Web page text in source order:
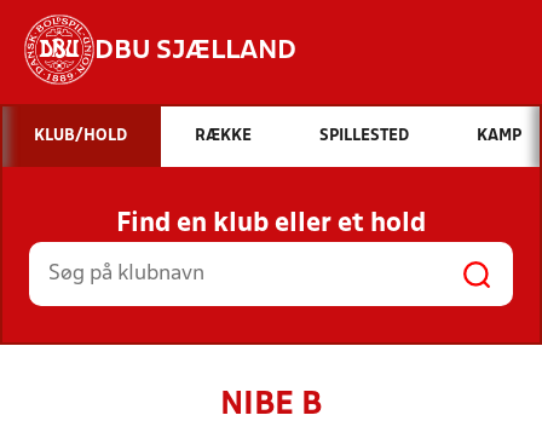
DBU SJÆLLAND
Hvad vil du søge efter?
INDHOLD OG NYHEDER
STILLINGER, RESULTATER, KLUBBER OG
HOLD
KLUB/HOLD RÆKKE SPILLESTED KAMP
Find en klub eller et hold
NIBE B